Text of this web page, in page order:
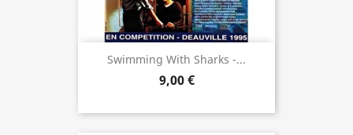
Swimming With Sharks -...
9,00 €